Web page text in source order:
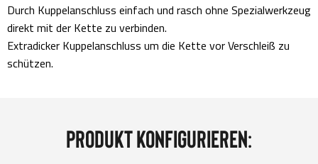
Durch Kuppelanschluss einfach und rasch ohne Spezialwerkzeug
direkt mit der Kette zu verbinden.
Extradicker Kuppelanschluss um die Kette vor Verschleiß zu
schützen.
Produkt konfigurieren: